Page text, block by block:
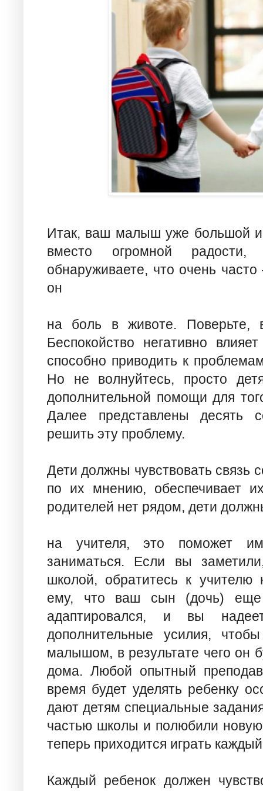
Итак, ваш малыш уже большой
вместо огромной
обнаруживаете, что очень
он
на боль в животе. Поверьте,
Беспокойство негативно
способно приводить к
Но не волнуйтесь, просто
дополнительной помощи для
Далее представлены десять
решить эту проблему.
Дети должны чувствовать связь
по их мнению, обеспечивает
родителей нет рядом, дети
на учителя, это поможет им
заниматься. Если вы
школой, обратитесь к учителю
ему, что ваш сын (дочь)
адаптировался, и вы
дополнительные усилия,
малышом, в результате чего он
дома. Любой опытный
время будет уделять ребенку
дают детям специальные
частью школы и полюбили
теперь приходится играть
Каждый ребенок должен